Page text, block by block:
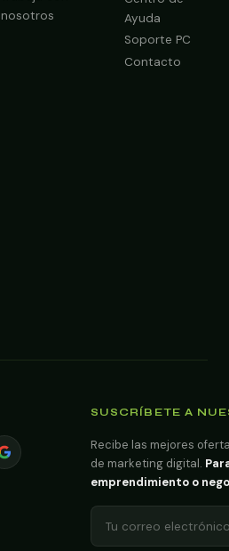
nosotros
Ayuda
Soporte PC
Contacto
SUSCRÍBETE A
Recibe las mejores
de marketing digital.
emprendimiento o